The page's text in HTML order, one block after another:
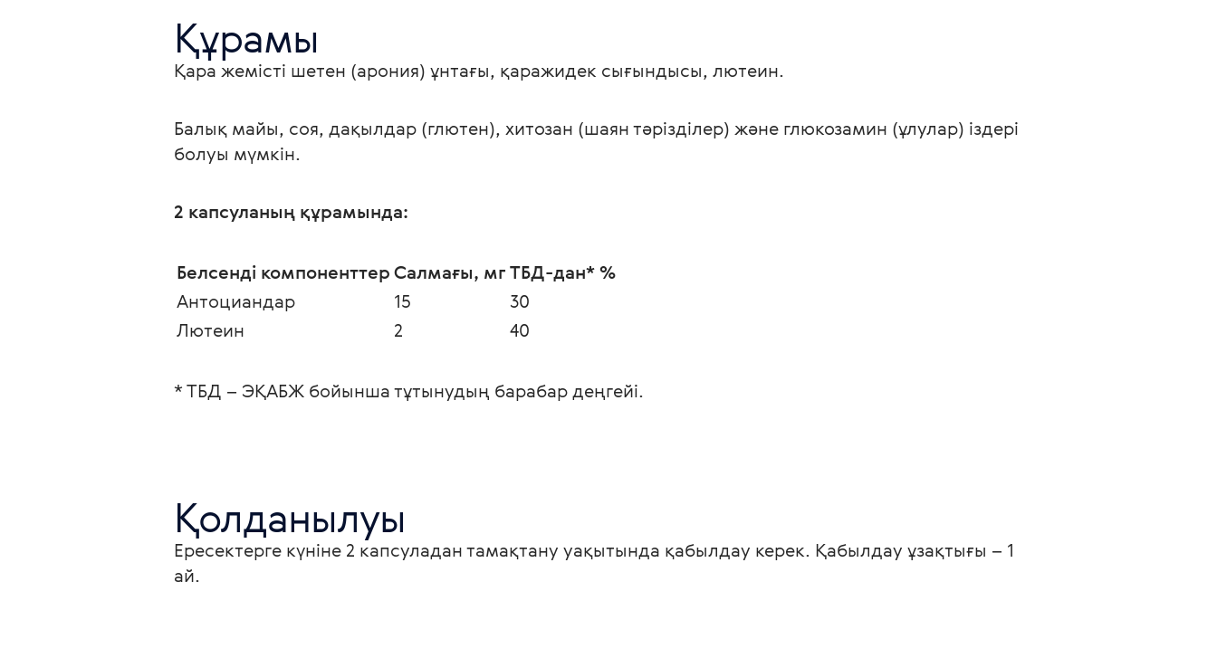
Құрамы
Қара жемісті шетен (арония) ұнтағы, қаражидек сығындысы, лютеин.
Балық майы, соя, дақылдар (глютен), хитозан (шаян тәрізділер) және глюкозамин (ұлулар) іздері
болуы мүмкін.
2 капсуланың құрамында:
Белсенді компоненттерСалмағы, мгТБД-дан* %
Антоциандар
15
30
Лютеин
2 40
* ТБД – ЭҚАБЖ бойынша тұтынудың барабар деңгейі.
Қолданылуы
Ересектерге күніне 2 капсуладан тамақтану уақытында қабылдау керек. Қабылдау ұзақтығы – 1
ай.